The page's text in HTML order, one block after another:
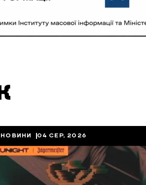
НОВИНИ 04 СЕР, 2026